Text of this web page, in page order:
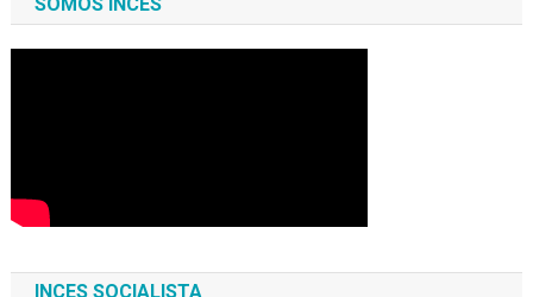
SOMOS INCES
INCES SOCIALISTA